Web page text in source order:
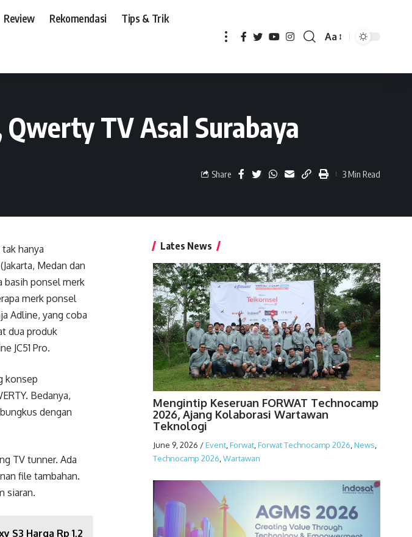
Review Rekomendasi Tips & Trik
Aa
TV Asal Surabaya
Share 3 Min Read
hanya
Medan dan
basih ponsel merk
merk ponsel
Adline, yang coba
dua produk
JC51 Pro.
konsep
Bedanya,
dengan
TV tunner. Ada
file tambahan.
siaran.
S3 Harga Rp 1,2
Lates News
Mengintip Keseruan FORWAT Technocamp
2026, Ajang Kolaborasi Wartawan
Teknologi
June 9, 2026 /Event, Forwat, Forwat Technocamp 2026 News
Technocamp 2026 Wartawan